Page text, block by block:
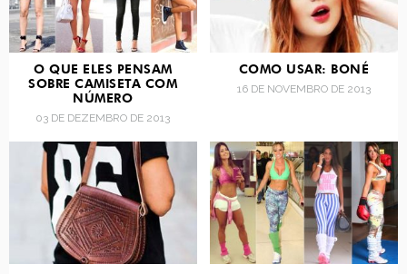
O QUE ELES PENSAM
SOBRE CAMISETA COM
NÚMERO
03 DE DEZEMBRO DE 2013
COMO USAR: BONÉ
16 DE NOVEMBRO DE 2013